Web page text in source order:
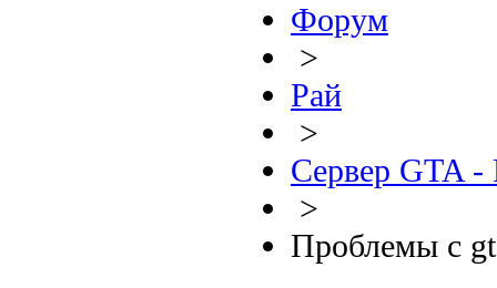
Форум
>
Рай
>
Сервер GTA -
>
Проблемы с